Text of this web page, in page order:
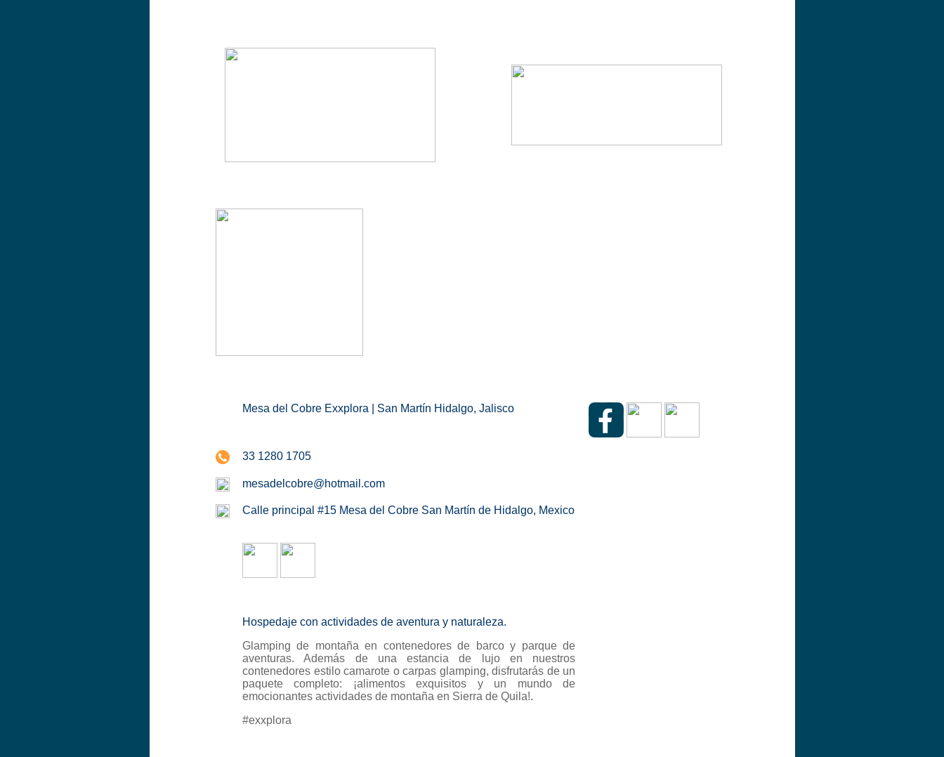
Mesa del Cobre Exxplora | San Martín Hidalgo, Jalisco
33 1280 1705
mesadelcobre@hotmail.com
Calle principal #15 Mesa del Cobre San Martín de Hidalgo, Mexico
Hospedaje con actividades de aventura y naturaleza.
Glamping de montaña en contenedores de barco y parque de
aventuras. Además de una estancia de lujo en nuestros
contenedores estilo camarote o carpas glamping, disfrutarás de un
paquete completo: ¡alimentos exquisitos y un mundo de
emocionantes actividades de montaña en Sierra de Quila!.
#exxplora